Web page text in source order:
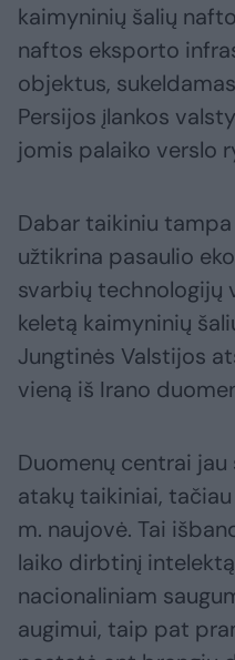
kaimyninių šalių
naftos eksporto
objektus,
Persijos įlankos
jomis palaiko verslo
Dabar taikiniu
užtikrina pasaulio
svarbių technologijų
keletą kaimyninių
Jungtinės Valstijos
vieną iš Irano
Duomenų centrai
atakų taikiniai,
m. naujovė. Tai
laiko dirbtinį
nacionaliniam
augimui, taip pat